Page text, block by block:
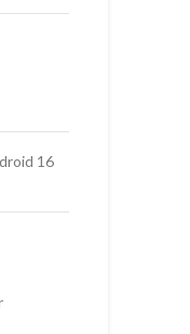
16